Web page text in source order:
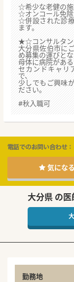
☆希少な老健の施
☆オンコール免除
☆併設された診
ます。
★☆コンサルタ
大分県佐伯市に
め募集の運びと
母体に病院があ
セカンドキャリ
で、
少しでもご興味
ださい。
#秋入職可
気になる
大分県 の
勤務地